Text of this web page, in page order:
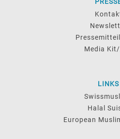
Media
LINKS
Halal
European